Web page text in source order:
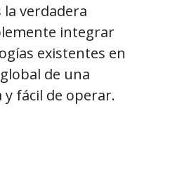
la verdadera
integrar
existentes en
de una
fácil de operar.